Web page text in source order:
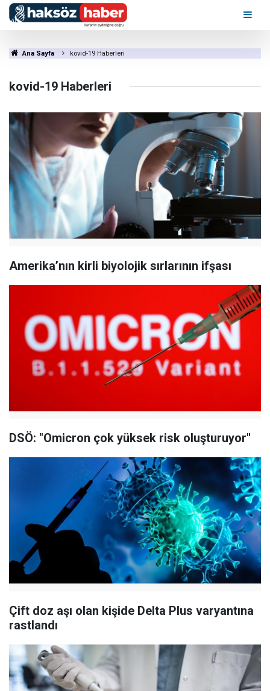
Ana Sayfa kovid-19 Haberleri
kovid-19 Haberleri
Amerika’nın kirli biyolojik sırlarının ifşası
DSÖ: "Omicron çok yüksek risk oluşturuyor"
Çift doz aşı olan kişide Delta Plus varyantına
rastlandı